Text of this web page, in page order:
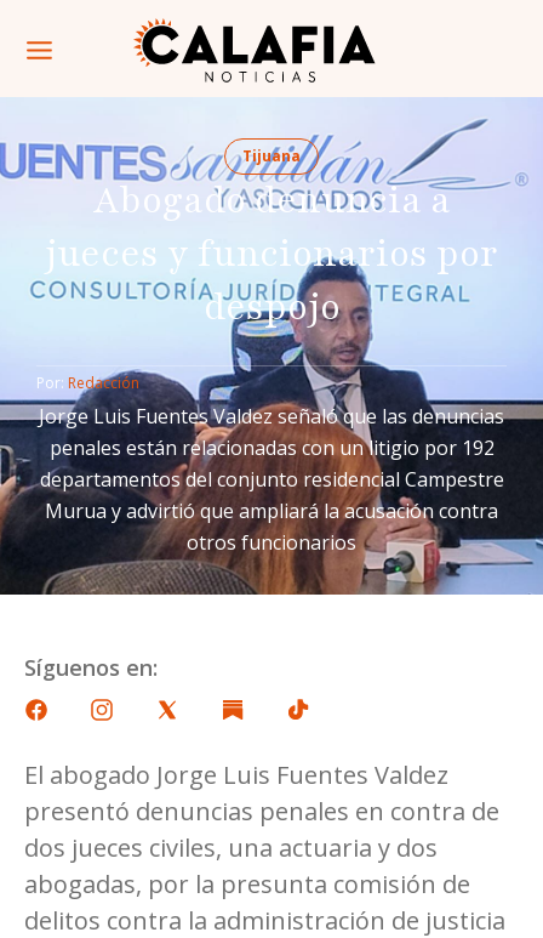
Tijuana
Abogado denuncia a
jueces y funcionarios por
despojo
Por: Redacción
Jorge Luis Fuentes Valdez señaló que las denuncias
penales están relacionadas con un litigio por 192
departamentos del conjunto residencial Campestre
Murua y advirtió que ampliará la acusación contra
otros funcionarios
Síguenos en:
El abogado Jorge Luis Fuentes Valdez
presentó denuncias penales en contra de
dos jueces civiles, una actuaria y dos
abogadas, por la presunta comisión de
delitos contra la administración de justicia